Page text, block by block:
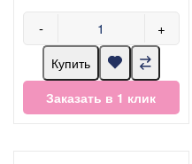
- +
Купить
Заказать в 1 клик